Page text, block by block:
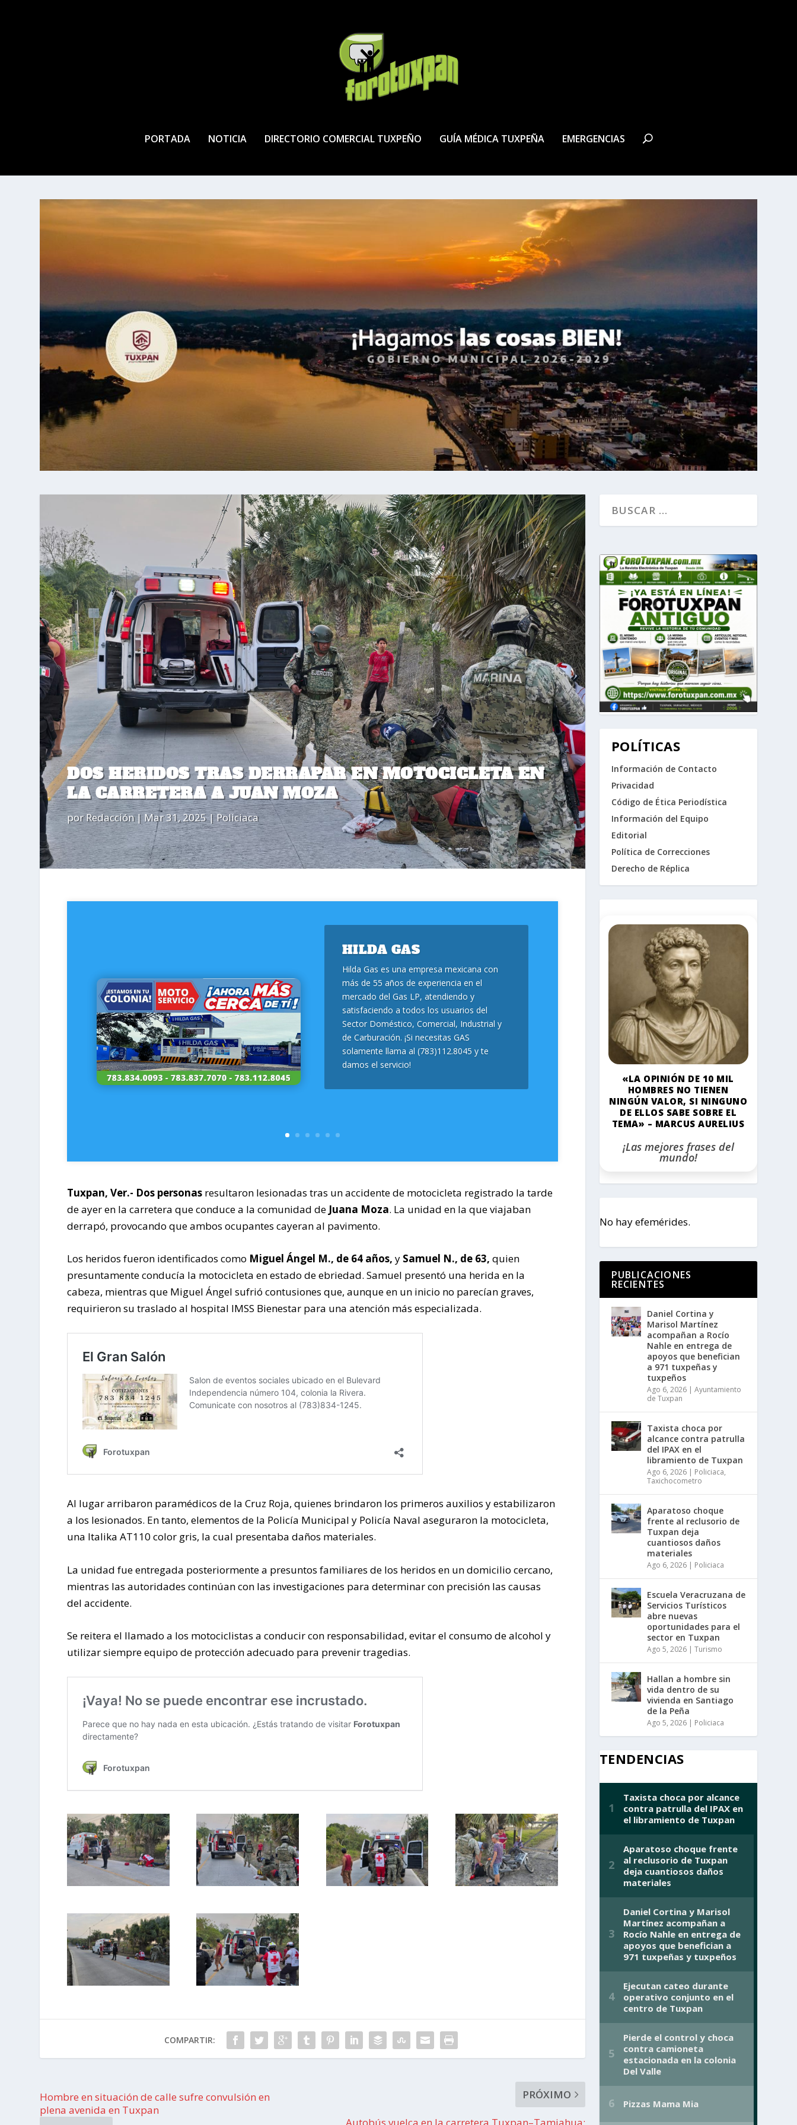
PORTADA NOTICIA DIRECTORIO COMERCIAL TUXPEÑO GUÍA MÉDICA TUXPEÑA EMERGENCIAS
DOS HERIDOS TRAS DERRAPAR EN MOTOCICLETA EN
LA CARRETERA A JUAN MOZA
porRedacción|Mar 31, 2025|Policiaca
HILDA GAS
Hilda Gas es una empresa mexicana con
más de 55 años de experiencia en el
mercado del Gas LP, atendiendo y
satisfaciendo a todos los usuarios del
Sector Doméstico, Comercial, Industrial y
de Carburación. ¡Si necesitas GAS
solamente llama al (783)112.8045 y te
damos el servicio!
Tuxpan, Ver.- Dos personas resultaron lesionadas tras un accidente de motocicleta registrado la tarde
de ayer en la carretera que conduce a la comunidad de Juana Moza. La unidad en la que viajaban
derrapó, provocando que ambos ocupantes cayeran al pavimento.
Los heridos fueron identificados como Miguel Ángel M., de 64 años, y Samuel N., de 63, quien
presuntamente conducía la motocicleta en estado de ebriedad. Samuel presentó una herida en la
cabeza, mientras que Miguel Ángel sufrió contusiones que, aunque en un inicio no parecían graves,
requirieron su traslado al hospital IMSS Bienestar para una atención más especializada.
Al lugar arribaron paramédicos de la Cruz Roja, quienes brindaron los primeros auxilios y estabilizaron
a los lesionados. En tanto, elementos de la Policía Municipal y Policía Naval aseguraron la motocicleta,
una Italika AT110 color gris, la cual presentaba daños materiales.
La unidad fue entregada posteriormente a presuntos familiares de los heridos en un domicilio cercano,
mientras las autoridades continúan con las investigaciones para determinar con precisión las causas
del accidente.
Se reitera el llamado a los motociclistas a conducir con responsabilidad, evitar el consumo de alcohol y
utilizar siempre equipo de protección adecuado para prevenir tragedias.
COMPARTIR:
Hombre en situación de calle sufre convulsión en
plena avenida en Tuxpan
PRÓXIMO
Autobús vuelca en la carretera Tuxpan–Tamiahua;
POLÍTICAS
Información de Contacto
Privacidad
Código de Ética Periodística
Información del Equipo
Editorial
Política de Correcciones
Derecho de Réplica
«LA OPINIÓN DE 10 MIL
HOMBRES NO TIENEN
NINGÚN VALOR, SI NINGUNO
DE ELLOS SABE SOBRE EL
TEMA» – MARCUS AURELIUS
¡Las mejores frases del
mundo!
No hay efemérides.
PUBLICACIONES
RECIENTES
Daniel Cortina y
Marisol Martínez
acompañan a Rocío
Nahle en entrega de
apoyos que benefician
a 971 tuxpeñas y
tuxpeños
Ago 6, 2026| Ayuntamiento
de Tuxpan
Taxista choca por
alcance contra patrulla
del IPAX en el
libramiento de Tuxpan
Ago 6, 2026| Policiaca,
Taxichocometro
Aparatoso choque
frente al reclusorio de
Tuxpan deja
cuantiosos daños
materiales
Ago 6, 2026| Policiaca
Escuela Veracruzana de
Servicios Turísticos
abre nuevas
oportunidades para el
sector en Tuxpan
Ago 5, 2026| Turismo
Hallan a hombre sin
vida dentro de su
vivienda en Santiago
de la Peña
Ago 5, 2026| Policiaca
TENDENCIAS